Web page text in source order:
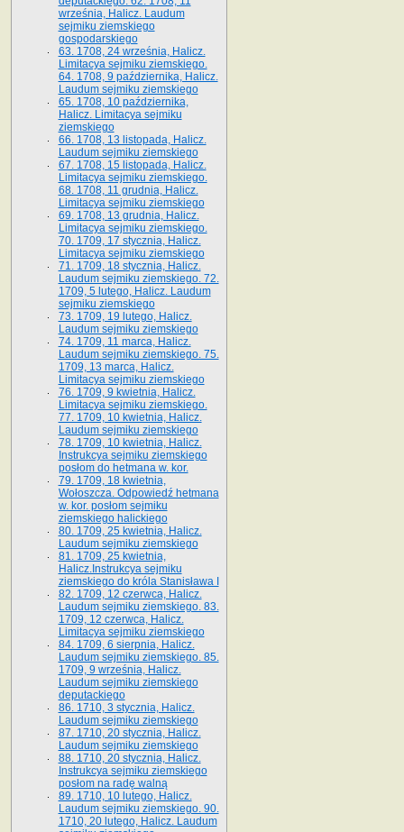
września, Halicz. Laudum
sejmiku ziemskiego
gospodarskiego
63. 1708, 24 września, Halicz.
Limitacya sejmiku ziemskiego.
64. 1708, 9 października, Halicz.
Laudum sejmiku ziemskiego
65­. 1708, 10 października,
Halicz. Limitacya sejmiku
ziemskiego
66. 1708, 13 listopada, Halicz.
Laudum sejmiku ziemskiego
67. 1708, 15 listopada, Halicz.
Limitacya sejmiku ziemskiego.
68. 1708, 11 grudnia, Halicz.
Limitacya sejmiku ziemskiego
69. 1708, 13 grudnia, Halicz.
Limitacya sejmiku ziemskiego.
70. 1709, 17 stycznia, Halicz.
Limitacya sejmiku ziemskiego
71. 1709, 18 stycznia, Halicz.
Laudum sejmiku ziemskiego. 72.
1709, 5 lutego, Halicz. Laudum
sejmiku ziemskiego
73. 1709, 19 lutego, Halicz.
Laudum sejmiku ziemskiego
74. 1709, 11 marca, Halicz.
Laudum sejmiku ziemskiego. 75.
1709, 13 marca, Halicz.
Limitacya sejmiku ziemskiego
76. 1709, 9 kwietnia, Halicz.
Limitacya sejmiku ziemskiego.
77. 1709, 10 kwietnia, Halicz.
Laudum sejmiku ziemskiego
78. 1709, 10 kwietnia, Halicz.
Instrukcya sejmiku ziemskiego
posłom do hetmana w. kor.
79. 1709, 18 kwietnia,
Wołoszcza. Odpowiedź hetmana
w. kor. posłom sejmiku
ziemskiego halickiego
80. 1709, 25 kwietnia, Halicz.
Laudum sejmiku ziemskiego
81. 1709, 25 kwietnia,
Halicz.Instrukcya sejmiku
ziemskiego do króla Stanisława I
82. 1709, 12 czerwca, Halicz.
Laudum sejmiku ziemskiego. 83.
1709, 12 czerwca, Halicz.
Limitacya sejmiku ziemskiego
84. 1709, 6 sierpnia, Halicz.
Laudum sejmiku ziemskiego. 85.
1709, 9 września, Halicz.
Laudum sejmiku ziemskiego
deputackiego
86. 1710, 3 stycznia, Halicz.
Laudum sejmiku ziemskiego
87. 1710, 20 stycznia, Halicz.
Laudum sejmiku ziemskiego
88. 1710, 20 stycznia, Halicz.
Instrukcya sejmiku ziemskiego
posłom na radę walną
89. 1710, 10 lutego, Halicz.
Laudum sejmiku ziemskiego. 90.
1710, 20 lutego, Halicz. Laudum